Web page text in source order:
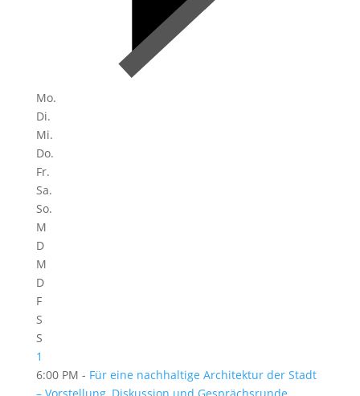
Mo.
Di.
Mi.
Do.
Fr.
Sa.
So.
M
D
M
D
F
S
S
1
6:00 PM - Für eine nachhaltige Architektur der Stadt